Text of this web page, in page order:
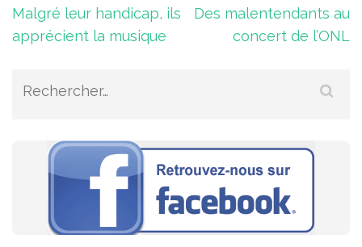
Navigation
de
l’article
Malgré leur handicap, ils
apprécient la musique
Des malentendants au
concert de l’ONL
Rechercher :